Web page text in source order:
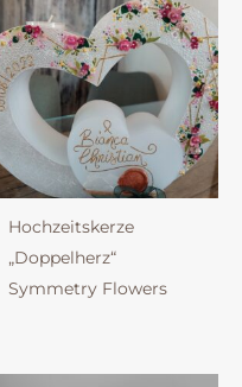
Hochzeitskerze
„Doppelherz“
Symmetry Flowers